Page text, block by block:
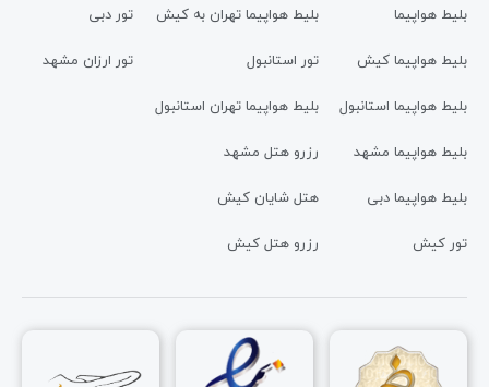
بلیط هواپیما
بلیط هواپیما کیش
بلیط هواپیما استانبول
بلیط هواپیما مشهد
بلیط هواپیما دبی
تور کیش
بلیط هواپیما تهران به کیش
تور استانبول
بلیط هواپیما تهران استانبول
رزرو هتل مشهد
هتل شایان کیش
رزرو هتل کیش
تور دبی
تور ارزان مشهد